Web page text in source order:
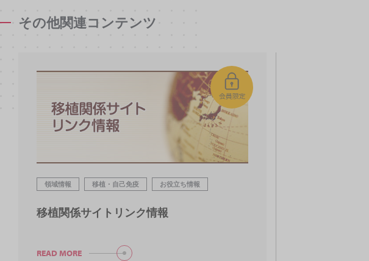
その他関連コンテンツ
領域情報 移植・自己免疫 お役立ち情報
移植関係サイトリンク情報
READ MORE